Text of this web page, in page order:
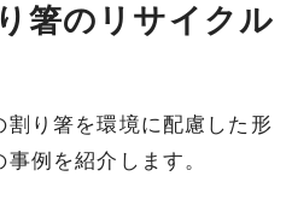
箸のリサイクル
割り箸を環境に配慮した形
例を紹介します。